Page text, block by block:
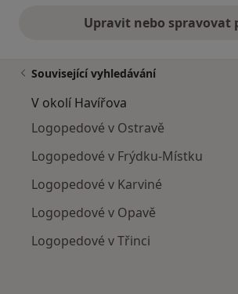
Upravit nebo spravovat
Související vyhledávání
V okolí Havířova
Logopedové v Ostravě
Logopedové v Frýdku-Místku
Logopedové v Karviné
Logopedové v Opavě
Logopedové v Třinci